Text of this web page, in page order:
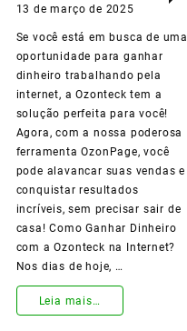
e
Marketing
de
Relacionamento
do
Brasil!
13 de março de 2025
Se você está em busca de uma
oportunidade para ganhar
dinheiro trabalhando pela
internet, a Ozonteck tem a
solução perfeita para você!
Agora, com a nossa poderosa
ferramenta OzonPage, você
pode alavancar suas vendas e
conquistar resultados
incríveis, sem precisar sair de
casa! Como Ganhar Dinheiro
com a Ozonteck na Internet?
Nos dias de hoje, …
Empreenda
Leia mais…